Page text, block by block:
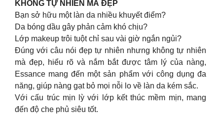
KHÔNG TỰ NHIÊN MÀ ĐẸP
Bạn sở hữu một làn da nhiều khuyết điểm?
Da bóng dầu gây phản cảm khó chịu?
Lớp makeup trôi tuột chỉ sau vài giờ ngắn ngủi?
Đúng với câu nói đẹp tự nhiên nhưng không tự nhiên
mà đẹp, hiểu rõ và nắm bắt được tâm lý của nàng,
Essance mang đến một sản phẩm với công dụng đa
năng, giúp nàng gạt bỏ mọi nỗi lo về làn da kém sắc.
Với cấu trúc mịn lỳ với lớp kết thúc mềm mịn, mang
đến độ che phủ siêu tốt.